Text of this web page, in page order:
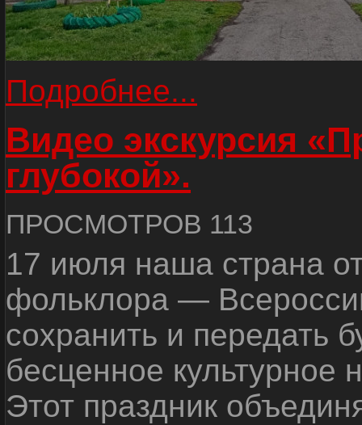
Подробнее...
Видео экскурсия
глубокой».
ПРОСМОТРОВ 113
17 июля наша страна
фольклора —
сохранить и передать
бесценное культурное
Этот праздник